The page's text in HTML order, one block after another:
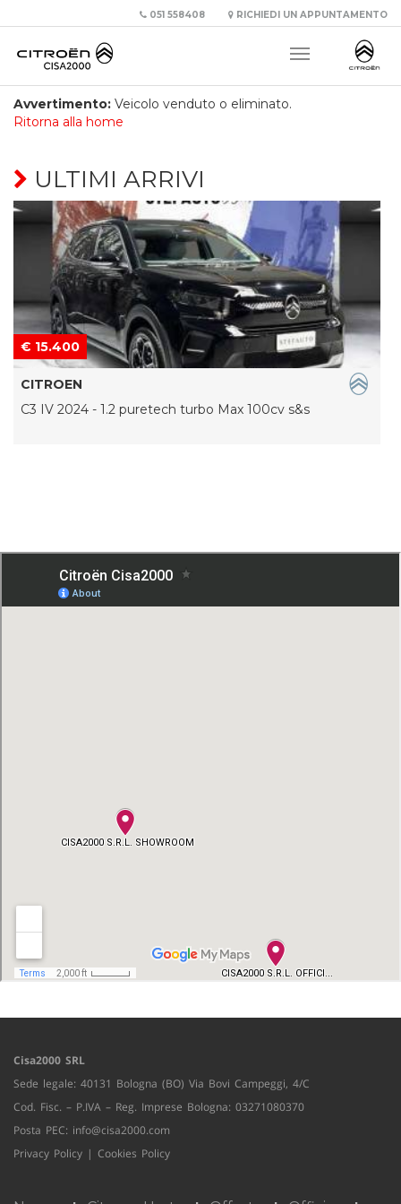
051 558408 RICHIEDI UN APPUNTAMENTO
Avvertimento: Veicolo venduto o eliminato.
Ritorna alla home
ULTIMI ARRIVI
€ 15.400
CITROEN
C3 IV 2024 - 1.2 puretech turbo Max 100cv s&s
Cisa2000 SRL
Sede legale: 40131 Bologna (BO) Via Bovi Campeggi, 4/C
Cod. Fisc. – P.IVA – Reg. Imprese Bologna: 03271080370
Posta PEC: info@cisa2000.com
Privacy Policy | Cookies Policy